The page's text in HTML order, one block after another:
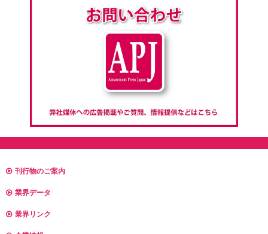
刊行物のご案内
業界データ
業界リンク